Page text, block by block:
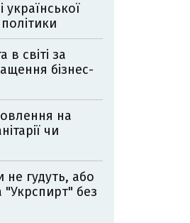
української
в світі за
бізнес-
на
чи
не гудуть, або
без